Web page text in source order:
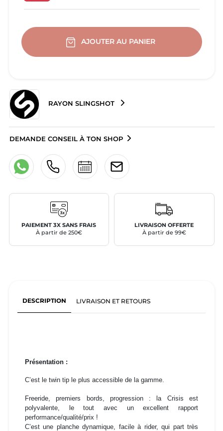
AJOUTER AU PANIER
RAYON SLINGSHOT
DEMANDE CONSEIL À TON SHOP
PAIEMENT 3X SANS FRAIS
À partir de 250€
LIVRAISON OFFERTE
À partir de 99€
DESCRIPTION LIVRAISON ET RETOURS
Présentation :
C’est le twin tip le plus accessible de la gamme.
Freeride, premiers bords, progression : la Crisis est
polyvalente, le tout avec un excellent rapport
performance/qualité/prix !
C’est une planche dynamique, facile à rider, qui part très